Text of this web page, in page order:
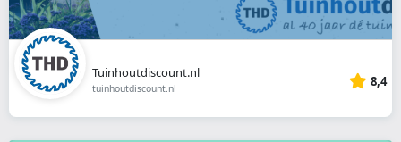
Tuinhoutdiscount.nl
tuinhoutdiscount.nl 8,4